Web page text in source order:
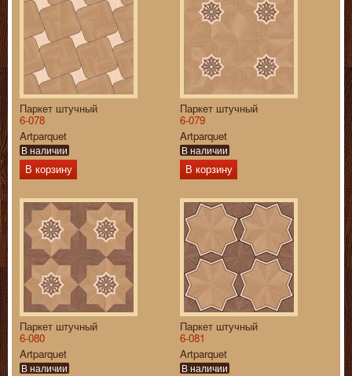
Паркет штучный
6-078
Artparquet
В наличии
В корзину
Паркет штучный
6-079
Artparquet
В наличии
В корзину
Паркет штучный
6-080
Artparquet
В наличии
Паркет штучный
6-081
Artparquet
В наличии